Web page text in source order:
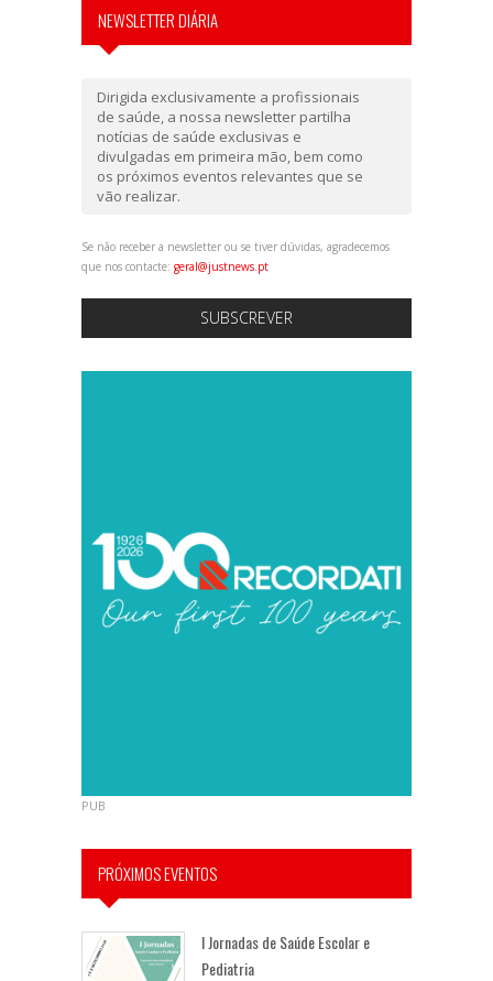
NEWSLETTER DIÁRIA
Dirigida exclusivamente a profissionais
de saúde, a nossa newsletter partilha
notícias de saúde exclusivas e
divulgadas em primeira mão, bem como
os próximos eventos relevantes que se
vão realizar.
Se não receber a newsletter ou se tiver dúvidas, agradecemos
que nos contacte: geral@justnews.pt
SUBSCREVER
PUB
PRÓXIMOS EVENTOS
I Jornadas de Saúde Escolar e
Pediatria